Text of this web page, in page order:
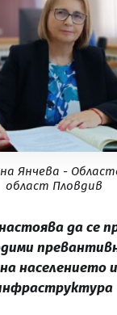
Янчева -
област Пловдив
да се
населението и